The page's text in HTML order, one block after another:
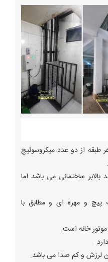
طبقه از دو عدد میکروسوئیچ
بالابر ساختمانی می باشد اما
پیچ و مهره ای و مطابق با
خانه است.
لرزش و كم صدا می باشد.